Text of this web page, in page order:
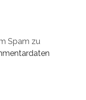
Spam zu